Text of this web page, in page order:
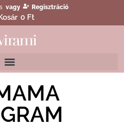
vagy Regisztráció
0 Ft